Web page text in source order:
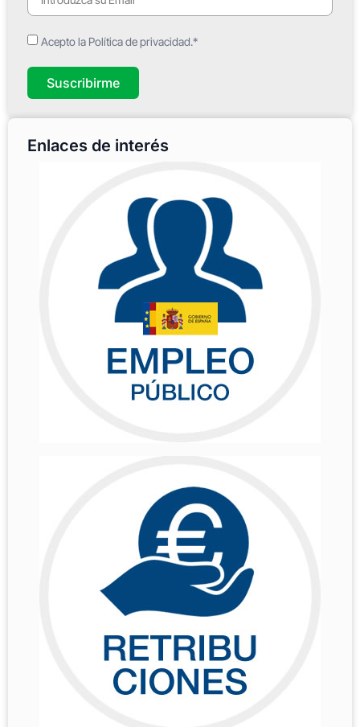
Acepto la Política de privacidad.*
Suscribirme
Enlaces de interés